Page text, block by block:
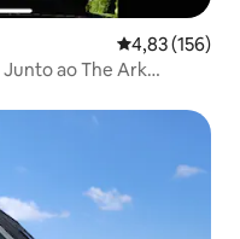
4,83 de uma
4,83 (156)